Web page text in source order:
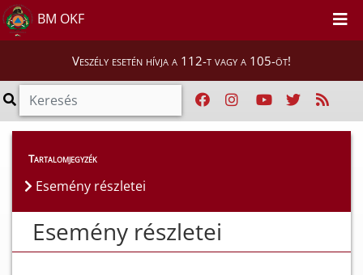
BM OKF
Veszély esetén hívja a 112-t vagy a 105-öt!
Esemény részletei
Tartalomjegyzék
Esemény részletei
Esemény részletei